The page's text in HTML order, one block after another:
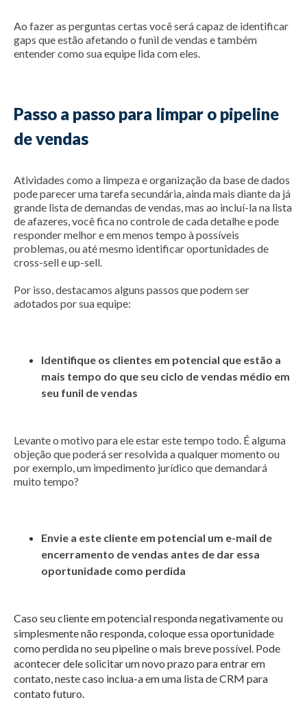
Ao fazer as perguntas certas você será capaz de identificar
gaps que estão afetando o funil de vendas e também
entender como sua equipe lida com eles.
Passo a passo para limpar o pipeline
de vendas
Atividades como a limpeza e organização da base de dados
pode parecer uma tarefa secundária, ainda mais diante da já
grande lista de demandas de vendas, mas ao incluí-la na lista
de afazeres, você fica no controle de cada detalhe e pode
responder melhor e em menos tempo à possíveis
problemas, ou até mesmo identificar oportunidades de
cross-sell e up-sell.
Por isso, destacamos alguns passos que podem ser
adotados por sua equipe:
Identifique os clientes em potencial que estão a
mais tempo do que seu ciclo de vendas médio em
seu funil de vendas
Levante o motivo para ele estar este tempo todo. É alguma
objeção que poderá ser resolvida a qualquer momento ou
por exemplo, um impedimento jurídico que demandará
muito tempo?
Envie a este cliente em potencial um e-mail de
encerramento de vendas antes de dar essa
oportunidade como perdida
Caso seu cliente em potencial responda negativamente ou
simplesmente não responda, coloque essa oportunidade
como perdida no seu pipeline o mais breve possível. Pode
acontecer dele solicitar um novo prazo para entrar em
contato, neste caso inclua-a em uma lista de CRM para
contato futuro.